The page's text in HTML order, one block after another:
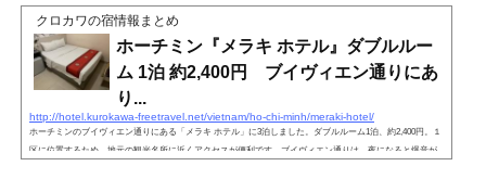
クロカワの宿情報まとめ
ホーチミン『メラキ ホテル』ダブルルー
ム 1泊 約2,400円 ブイヴィエン通りにあ
り...
http://hotel.kurokawa-freetravel.net/vietnam/ho-chi-minh/meraki-hotel/
ホーチミンのブイヴィエン通りにある「メラキ ホテル」に3泊しました。ダブルルーム1泊、約2,400円。１
区に位置するため、地元の観光名所に近くアクセスが便利です。ブイヴィエン通りは、夜になると爆音が